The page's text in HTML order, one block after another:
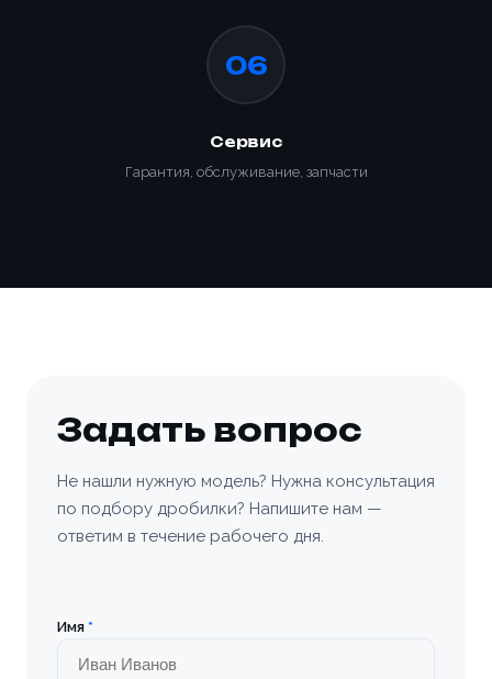
06
Сервис
Гарантия, обслуживание, запчасти
Задать вопрос
Не нашли нужную модель? Нужна консультация
по подбору дробилки? Напишите нам —
ответим в течение рабочего дня.
Имя *
📎 Прикрепить реквизиты